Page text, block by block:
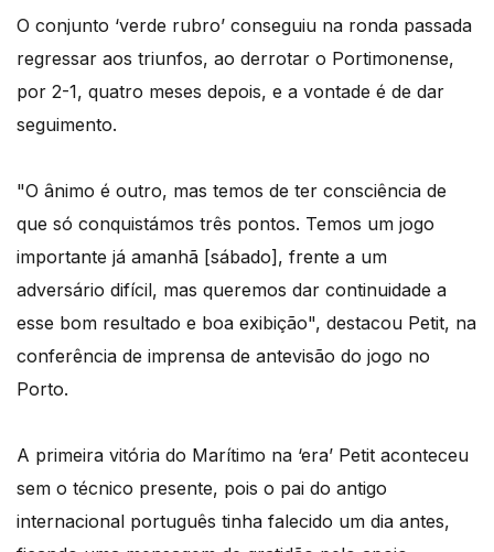
O conjunto ‘verde rubro’ conseguiu na ronda passada
regressar aos triunfos, ao derrotar o Portimonense,
por 2-1, quatro meses depois, e a vontade é de dar
seguimento.
"O ânimo é outro, mas temos de ter consciência de
que só conquistámos três pontos. Temos um jogo
importante já amanhã [sábado], frente a um
adversário difícil, mas queremos dar continuidade a
esse bom resultado e boa exibição", destacou Petit, na
conferência de imprensa de antevisão do jogo no
Porto.
A primeira vitória do Marítimo na ‘era’ Petit aconteceu
sem o técnico presente, pois o pai do antigo
internacional português tinha falecido um dia antes,